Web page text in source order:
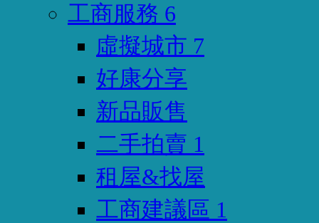
工商服務 6
虛擬城市 7
好康分享
新品販售
二手拍賣 1
租屋&找屋
工商建議區 1